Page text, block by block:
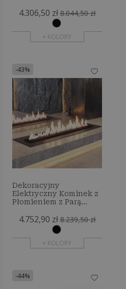
4.306,50 zł 8.044,50 zł
+ KOLORY
-43%
Dekoracyjny
Elektryczny Kominek z
Płomieniem z Parą
4.752,90 zł 8.239,50 zł
+ KOLORY
-44%